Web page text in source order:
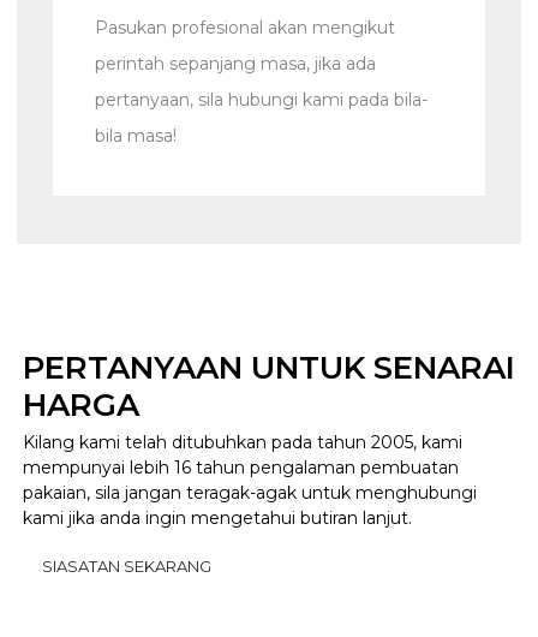
Pasukan profesional akan mengikut
perintah sepanjang masa, jika ada
pertanyaan, sila hubungi kami pada bila-
bila masa!
PERTANYAAN UNTUK SENARAI
HARGA
Kilang kami telah ditubuhkan pada tahun 2005, kami
mempunyai lebih 16 tahun pengalaman pembuatan
pakaian, sila jangan teragak-agak untuk menghubungi
kami jika anda ingin mengetahui butiran lanjut.
SIASATAN SEKARANG